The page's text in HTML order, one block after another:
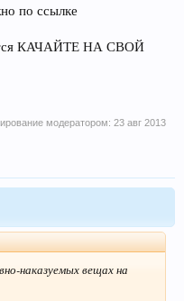
по ссылке
КАЧАЙТЕ НА СВОЙ
модератором: 23 авг 2013
наказуемых вещах на